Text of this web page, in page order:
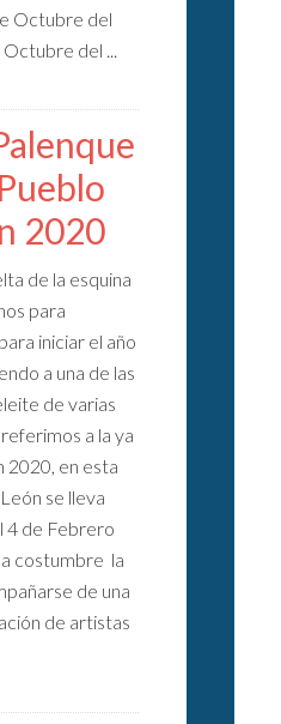
Octubre del
del ...
2020
de la esquina
para
iniciar el año
a una de las
de varias
a la ya
2020, en esta
se lleva
4 de Febrero
costumbre la
de una
de artistas